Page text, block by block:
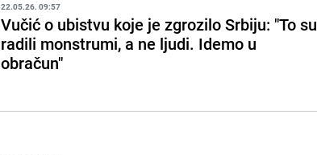
22.05.26. 09:57
Vučić o ubistvu koje je zgrozilo Srbiju: "To su
radili monstrumi, a ne ljudi. Idemo u
obračun"